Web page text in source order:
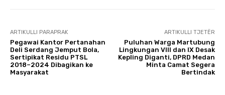
ARTIKULLI PARAPRAK
Pegawai Kantor Pertanahan
Deli Serdang Jemput Bola,
Sertipikat Residu PTSL
2018–2024 Dibagikan ke
Masyarakat
ARTIKULLI TJETËR
Puluhan Warga Martubung
Lingkungan VIII dan IX Desak
Kepling Diganti, DPRD Medan
Minta Camat Segera
Bertindak